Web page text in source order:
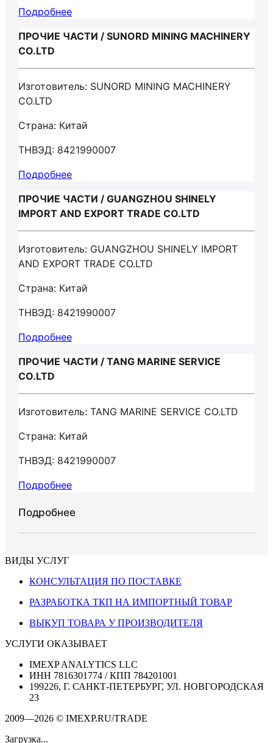
Подробнее
ПРОЧИЕ ЧАСТИ / SUNORD MINING MACHINERY
CO.LTD
Изготовитель: SUNORD MINING MACHINERY
CO.LTD
Страна: Китай
ТНВЭД: 8421990007
Подробнее
ПРОЧИЕ ЧАСТИ / GUANGZHOU SHINELY
IMPORT AND EXPORT TRADE CO.LTD
Изготовитель: GUANGZHOU SHINELY IMPORT
AND EXPORT TRADE CO.LTD
Страна: Китай
ТНВЭД: 8421990007
Подробнее
ПРОЧИЕ ЧАСТИ / TANG MARINE SERVICE
CO.LTD
Изготовитель: TANG MARINE SERVICE CO.LTD
Страна: Китай
ТНВЭД: 8421990007
Подробнее
Подробнее
ВИДЫ УСЛУГ
КОНСУЛЬТАЦИЯ ПО ПОСТАВКЕ
РАЗРАБОТКА ТКП НА ИМПОРТНЫЙ ТОВАР
ВЫКУП ТОВАРА У ПРОИЗВОДИТЕЛЯ
УСЛУГИ ОКАЗЫВАЕТ
IMEXP ANALYTICS LLC
ИНН 7816301774 / КПП 784201001
199226, Г. САНКТ-ПЕТЕРБУРГ, УЛ. НОВГОРОДСКАЯ
23
2009—2026 © IMEXP.RU/TRADE
Загрузка...